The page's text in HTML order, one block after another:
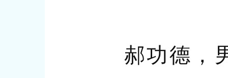
郝功德，男